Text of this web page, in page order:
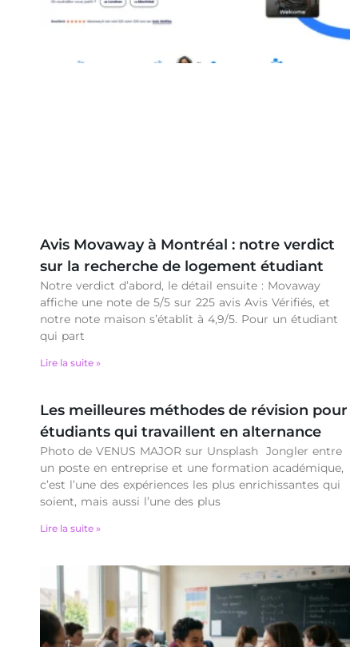
Avis Movaway à Montréal : notre verdict
sur la recherche de logement étudiant
Notre verdict d’abord, le détail ensuite : Movaway
affiche une note de 5/5 sur 225 avis Avis Vérifiés, et
notre note maison s’établit à 4,9/5. Pour un étudiant
qui part
Lire la suite »
Les meilleures méthodes de révision pour
étudiants qui travaillent en alternance
Photo de VENUS MAJOR sur Unsplash Jongler entre
un poste en entreprise et une formation académique,
c’est l’une des expériences les plus enrichissantes qui
soient, mais aussi l’une des plus
Lire la suite »